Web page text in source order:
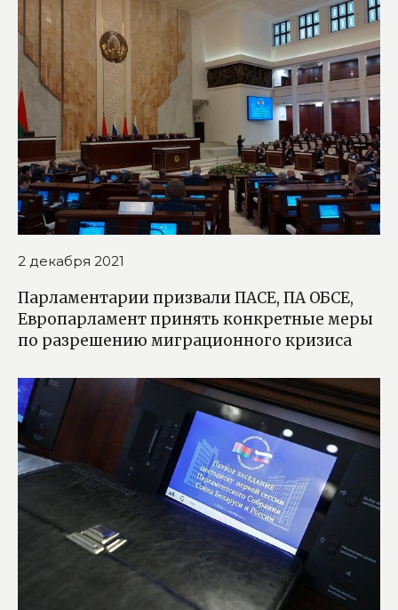
2 декабря 2021
Парламентарии призвали ПАСЕ, ПА ОБСЕ,
Европарламент принять конкретные меры
по разрешению миграционного кризиса